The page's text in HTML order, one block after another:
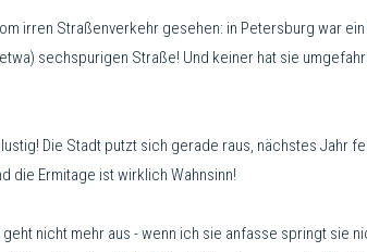
irren Straßenverkehr gesehen: in Petersburg war
sechspurigen Straße! Und keiner hat sie
Die Stadt putzt sich gerade raus, nächstes Jahr
die Ermitage ist wirklich Wahnsinn!
nicht mehr aus - wenn ich sie anfasse springt